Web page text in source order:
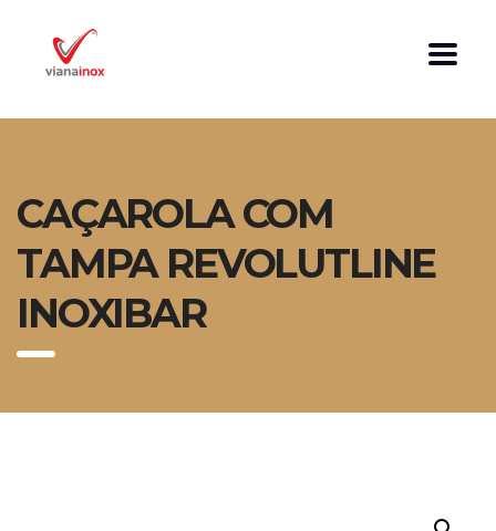
CAÇAROLA COM
TAMPA REVOLUTLINE
INOXIBAR